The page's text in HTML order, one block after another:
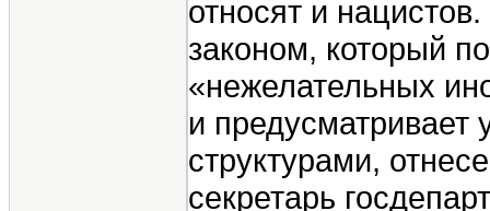
относят и
законом, который
«нежелательных
и предусматривает
структурами,
секретарь